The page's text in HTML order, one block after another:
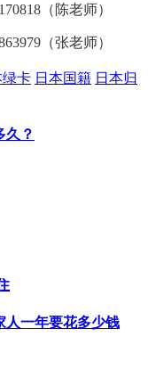
（陈老师）
（张老师）
绿卡 日本国籍 日本归
久？
人一年要花多少钱